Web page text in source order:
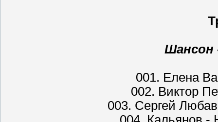
Шансон
001. Елена
002. Виктор
003. Сергей